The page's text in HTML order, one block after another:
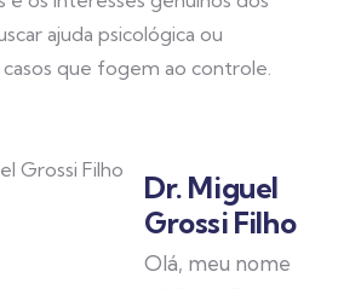
ajuda psicológica ou
casos que fogem ao controle.
Dr. Miguel
Grossi Filho
Olá, meu nome